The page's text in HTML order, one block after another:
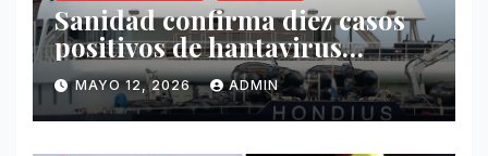
Sanidad confirma diez casos
positivos de hantavirus
vinculados al crucero MV
Hondius
MAYO 12, 2026 ADMIN